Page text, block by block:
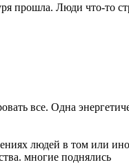
прошла. Люди что-то
все. Одна
людей в том или
многие поднялись